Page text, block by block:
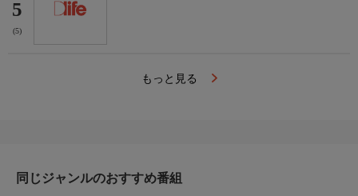
5
(5)
もっと見る
同じジャンルのおすすめ番組